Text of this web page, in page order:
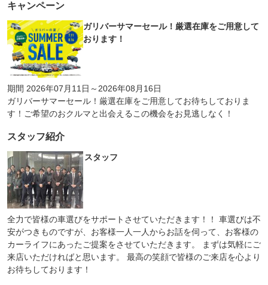
キャンペーン
ガリバーサマーセール！厳選在庫をご用意して
おります！
期間 2026年07月11日～2026年08月16日
ガリバーサマーセール！厳選在庫をご用意してお待ちしておりま
す！ご希望のおクルマと出会えるこの機会をお見逃しなく！
スタッフ紹介
スタッフ
全力で皆様の車選びをサポートさせていただきます！！ 車選びは不
安がつきものですが、お客様一人一人からお話を伺って、お客様の
カーライフにあったご提案をさせていただきます。 まずは気軽にご
来店いただければと思います。 最高の笑顔で皆様のご来店を心より
お待ちしております！